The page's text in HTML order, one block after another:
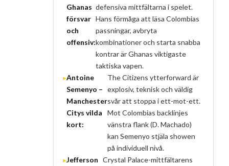
Ghanas
försvar
och
offensiv:
defensiva mittfältarna i spelet.
Hans förmåga att läsa Colombias
passningar, avbryta
kombinationer och starta snabba
kontrar är Ghanas viktigaste
taktiska vapen.
Antoine
Semenyo –
Manchester
Citys vilda
kort:
The Citizens ytterforward är
explosiv, teknisk och väldig
svår att stoppa i ett-mot-ett.
Mot Colombias backlinjes
vänstra flank (D. Machado)
kan Semenyo stjäla showen
på individuell nivå.
Jefferson Crystal Palace-mittfältarens